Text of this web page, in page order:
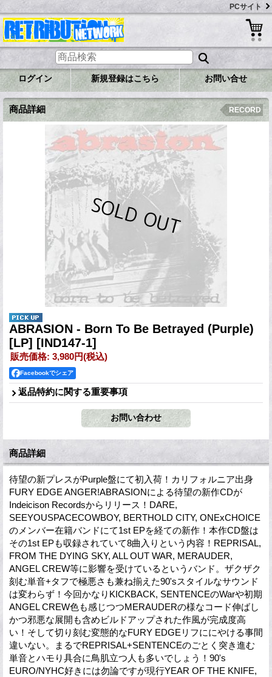
PCサイト
ログイン 新規登録はこちら お問い合せ
商品詳細 RECORD
ABRASION - Born To Be Betrayed (Purple)
[LP] [IND147-1]
販売価格: 3,980円(税込)
Facebookでシェア
返品特約に関する重要事項
商品詳細
待望の新プレスがPurple盤にて初入荷！カリフォルニア出身
FURY EDGE ANGER!ABRASIONによる待望の新作CDが
Indeicison Recordsからリリース！DARE,
SEEYOUSPACECOWBOY, BERTHOLD CITY, ONExCHOICE
のメンバー在籍バンドにて1st EPを経ての新作！本作CD盤は
その1st EPも収録されていて8曲入りという内容！REPRISAL,
FROM THE DYING SKY, ALL OUT WAR, MERAUDER,
ANGEL CREW等に影響を受けているというバンド。ザクザク
刻む単音+タフで極悪さも兼ね揃えた90'sスタイルなサウンド
は変わらず！今回かなりKICKBACK, SENTENCEのWarや初期
ANGEL CREW色も感じつつMERAUDERの様なコード伸ばし
かつ邪悪な展開も含めビルドアップされた作風が完成度高
い！そして切り刻む変態的なFURY EDGEリフににやける事間
違いない。まるでREPRISAL+SENTENCEのごとく突き進む
単音とハモり具合に鳥肌立つ人も多いでしょう！90's
EURO/NYHC好きには勿論ですが現行YEAR OF THE KNIFE,